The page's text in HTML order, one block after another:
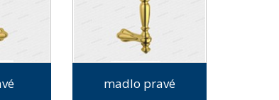
madlo pravé